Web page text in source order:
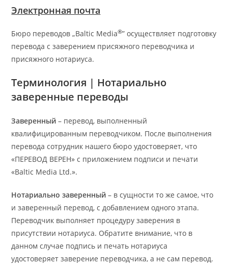
Электронная почта
Бюро переводов „Baltic Media®” осуществляет подготовку
перевода с заверением присяжного переводчика и
присяжного нотариуса.
Терминология | Нотариально
заверенные переводы
Заверенный – перевод, выполненный
квалифицированным переводчиком. После выполнения
перевода сотрудник нашего бюро удостоверяет, что
«ПЕРЕВОД ВЕРЕН» с приложением подписи и печати
«Baltic Media Ltd.».
Нотариально заверенный – в сущности то же самое, что
и заверенный перевод, с добавлением одного этапа.
Переводчик выполняет процедуру заверения в
присутствии нотариуса. Обратите внимание, что в
данном случае подпись и печать нотариуса
удостоверяет заверение переводчика, а не сам перевод.